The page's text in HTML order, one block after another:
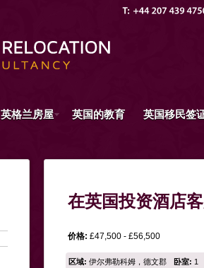
英格兰房屋 英国的教育 英国移民签
在英国投资酒店
价格: £47,500 - £56,500
区域: 伊尔弗勒科姆，德文郡 卧室: 1